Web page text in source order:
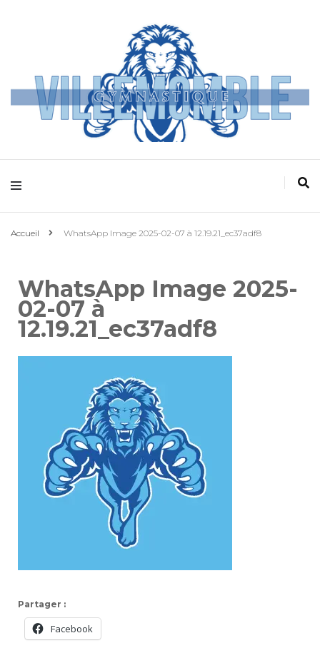
Villemomble
Gymnastique
Accueil WhatsApp Image 2025-02-07 à 12.19.21_ec37adf8
WhatsApp Image 2025-
02-07 à
12.19.21_ec37adf8
Partager :
Facebook